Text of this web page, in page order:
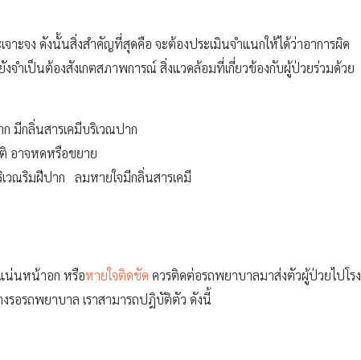
ะจง ดังนั้นสิ่งสำคัญที่สุดคือ จะต้องประเมินจำแนกให้ได้ว่าอาการผิด
ำเป็นต้องสังเกตสภาพการณ์ สิ่งแวดล้อมที่เกี่ยวข้องกับผู้ป่วยร่วมด้วย
มีกลิ่นสารเคมีบริเวณปาก
อาจหดหรือขยาย
วณริมฝีปาก ลมหายใจมีกลิ่นสารเคมี
น่นหน้าอก หรือหายใจติดขัด ควรติดต่อรถพยาบาลมาส่งตัวผู้ป่วยไปโรง
อรถพยาบาล เราสามารถปฎิบัติตัว ดังนี้